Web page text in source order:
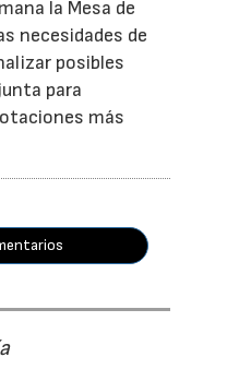
la Mesa de
necesidades de
posibles
para
más